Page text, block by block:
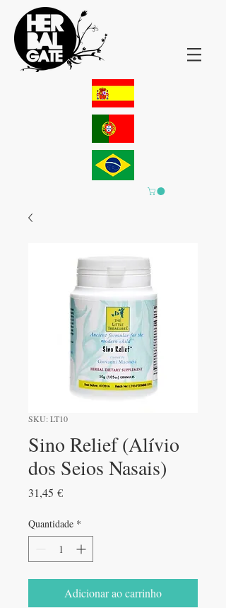
SKU: LT10
Sino Relief (Alívio
dos Seios Nasais)
31,45 €Preço
Quantidade *
Adicionar ao carrinho